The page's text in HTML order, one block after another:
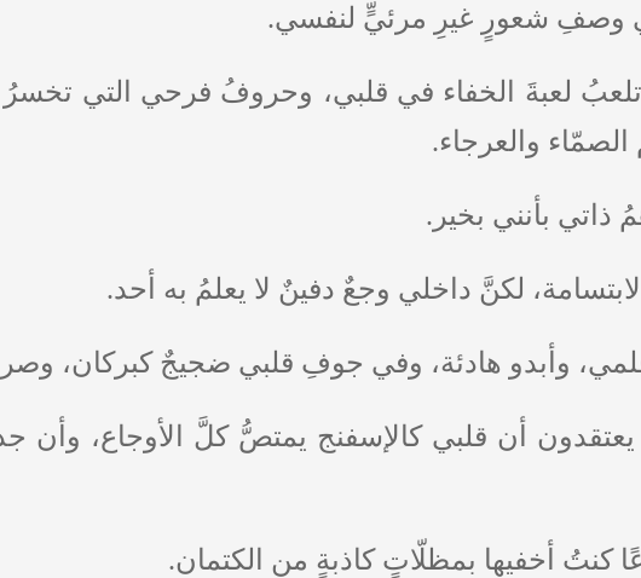
وصفِ شعورٍ غيرِ مرئيٍّ لنفسي.
لعبةَ الخفاء في قلبي، وحروفُ فرحي التي تخسرُ
والعرجاء.
بأنني بخير.
لكنَّ داخلي وجعٌ دفينٌ لا يعلمُ به أحد.
وأبدو هادئة، وفي جوفِ قلبي ضجيجٌ كبركان،
أن قلبي كالإسفنج يمتصُّ كلَّ الأوجاع، وأن
كنتُ أخفيها بمظلّاتٍ كاذبةٍ من الكتمان.